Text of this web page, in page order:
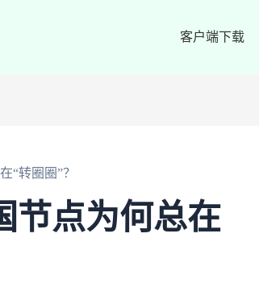
客户端下载
“转圈圈”？
节点为何总在